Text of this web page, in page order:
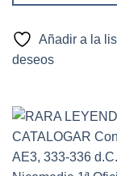
Añadir a la
deseos